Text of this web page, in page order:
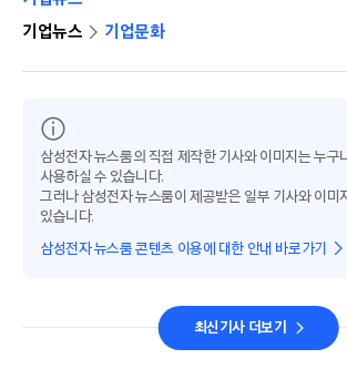
기업뉴스
기업문화
삼성전자 뉴스룸의 직접 제작한 기사와 이미지는 누구
사용하실 수 있습니다.
그러나 삼성전자 뉴스룸이 제공받은 일부 기사와 이미
있습니다.
삼성전자 뉴스룸 콘텐츠 이용에 대한 안내 바로가기
최신기사 더보기